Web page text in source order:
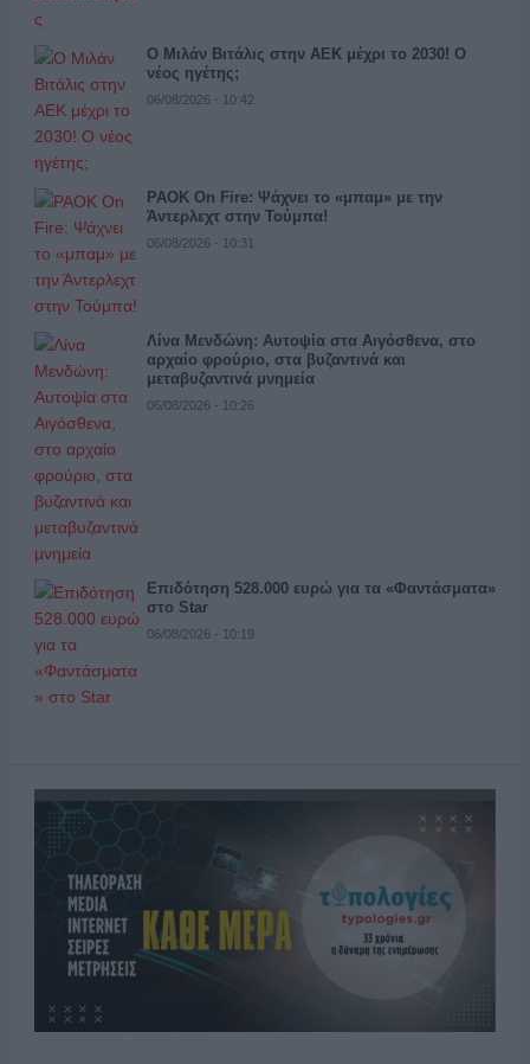
Ο Μιλάν Βιτάλις στην ΑΕΚ μέχρι το 2030! Ο
νέος ηγέτης;
06/08/2026 - 10:42
PAOK On Fire: Ψάχνει το «μπαμ» με την
Άντερλεχτ στην Τούμπα!
06/08/2026 - 10:31
Λίνα Μενδώνη: Αυτοψία στα Αιγόσθενα, στο
αρχαίο φρούριο, στα βυζαντινά και
μεταβυζαντινά μνημεία
06/08/2026 - 10:26
Επιδότηση 528.000 ευρώ για τα «Φαντάσματα»
στο Star
06/08/2026 - 10:19